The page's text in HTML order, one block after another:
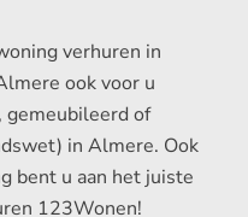
verhuren in
ook voor u
gemeubileerd of
in Almere. Ook
bent u aan het juiste
123Wonen!